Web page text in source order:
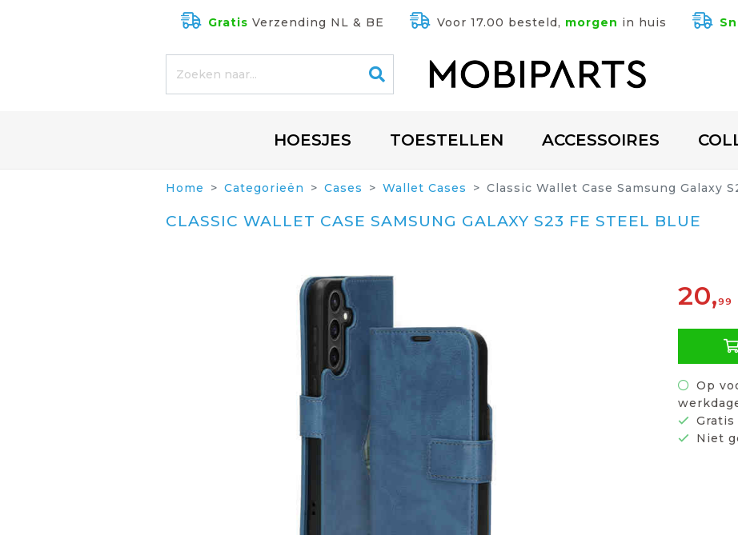
Gratis Verzending NL & BE Voor 17.00 besteld, morgen in huis
HOESJES TOESTELLEN ACCESSOIRES
Home Categorieën Cases Wallet Cases Classic Wallet Case Samsung Galaxy
CLASSIC WALLET CASE SAMSUNG GALAXY S23 FE STEEL BLUE
20,99
Op
Niet